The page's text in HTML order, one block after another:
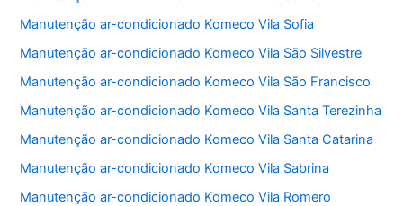
Manutenção ar-condicionado Komeco Vila Sofia
Manutenção ar-condicionado Komeco Vila São Silvestre
Manutenção ar-condicionado Komeco Vila São Francisco
Manutenção ar-condicionado Komeco Vila Santa Terezinha
Manutenção ar-condicionado Komeco Vila Santa Catarina
Manutenção ar-condicionado Komeco Vila Sabrina
Manutenção ar-condicionado Komeco Vila Romero